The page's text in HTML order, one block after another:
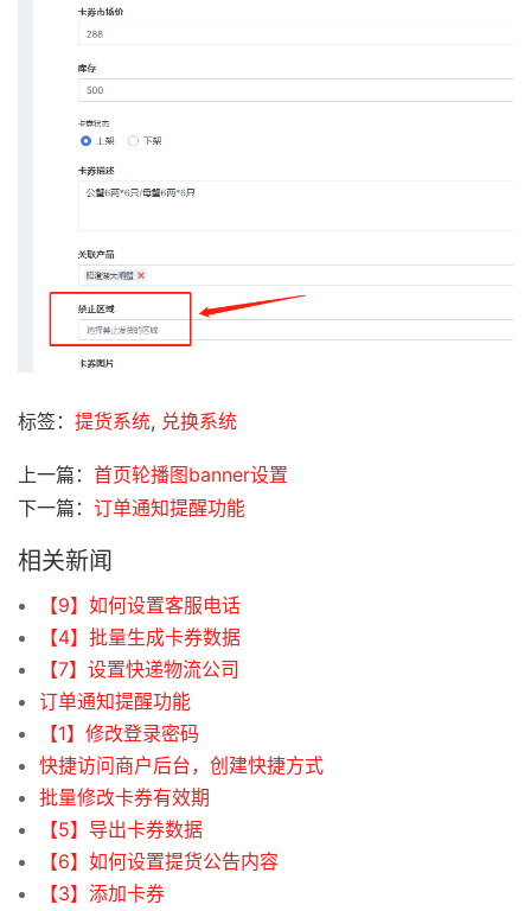
标签： 提货系统, 兑换系统
上一篇： 首页轮播图banner设置
下一篇： 订单通知提醒功能
相关新闻
【9】如何设置客服电话
【4】批量生成卡券数据
【7】设置快递物流公司
订单通知提醒功能
【1】修改登录密码
快捷访问商户后台，创建快捷方式
批量修改卡券有效期
【5】导出卡券数据
【6】如何设置提货公告内容
【3】添加卡券